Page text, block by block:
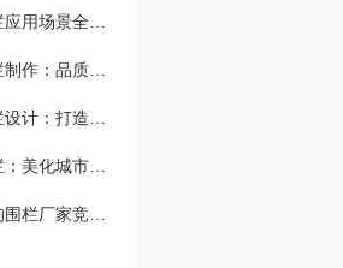
西安玻璃护栏应用场景全解析：构筑现代建筑的 与美学新边界
西安铝艺护栏制作：品质..， 可靠
西安铝艺护栏设计：打造现代城市的时尚风格
西安铝艺护栏：美化城市风景的不二选择
本土定制化的围栏厂家竞争优势有什么